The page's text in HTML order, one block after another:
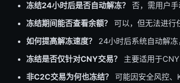
冻结24小时后是否自动解冻？
否，需用户手
冻结期间能否查看余额？
可以，但无法进行
如何提高解冻速度？
24小时后系统自动解冻
冻结是否仅针对CNY交易？
主要适用于CNY
非C2C交易为何也冻结？
可能因安全风控、